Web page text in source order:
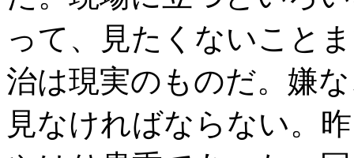
って、見たくないこと
治は現実のものだ。嫌
見なければならない。